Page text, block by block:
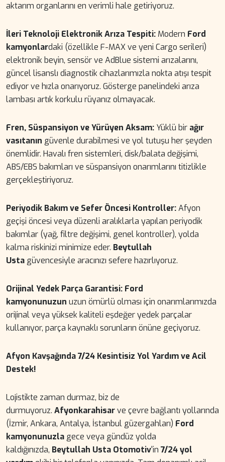
aktarım organlarını en verimli hale getiriyoruz.
İleri Teknoloji Elektronik Arıza Tespiti: Modern Ford
kamyonlardaki (özellikle F-MAX ve yeni Cargo serileri)
elektronik beyin, sensör ve AdBlue sistemi arızalarını,
güncel lisanslı diagnostik cihazlarımızla nokta atışı tespit
ediyor ve hızla onarıyoruz. Gösterge panelindeki arıza
lambası artık korkulu rüyanız olmayacak.
Fren, Süspansiyon ve Yürüyen Aksam: Yüklü bir ağır
vasıtanın güvenle durabilmesi ve yol tutuşu her şeyden
önemlidir. Havalı fren sistemleri, disk/balata değişimi,
ABS/EBS bakımları ve süspansiyon onarımlarını titizlikle
gerçekleştiriyoruz.
Periyodik Bakım ve Sefer Öncesi Kontroller:Afyon
geçişi öncesi veya düzenli aralıklarla yapılan periyodik
bakımlar (yağ, filtre değişimi, genel kontroller), yolda
kalma riskinizi minimize eder. Beytullah
Usta güvencesiyle aracınızı sefere hazırlıyoruz.
Orijinal Yedek Parça Garantisi: Ford
kamyonunuzun uzun ömürlü olması için onarımlarımızda
orijinal veya yüksek kaliteli eşdeğer yedek parçalar
kullanıyor, parça kaynaklı sorunların önüne geçiyoruz.
Afyon Kavşağında 7/24 Kesintisiz Yol Yardım ve Acil
Destek!
Lojistikte zaman durmaz, biz de
durmuyoruz. Afyonkarahisarve çevre bağlantı yollarında
(İzmir, Ankara, Antalya, İstanbul güzergahları) Ford
kamyonunuzla gece veya gündüz yolda
kaldığınızda, Beytullah Usta Otomotiv'in 7/24 yol